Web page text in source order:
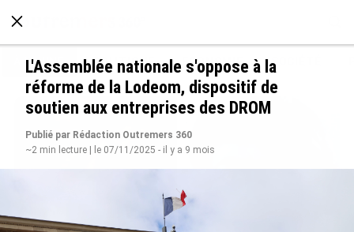
À LA UNE POLITIQUE ECONOMIE SOCIÉTÉ
L'Assemblée nationale s'oppose à la
réforme de la Lodeom, dispositif de
soutien aux entreprises des DROM
Publié par Rédaction Outremers 360
~2 min lecture | le 07/11/2025 - il y a 9 mois